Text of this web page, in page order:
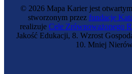
© 2026 Mapa Karier jest
stworzonym przez fundację
realizuje Cele Zrównoważonego
Jakość Edukacji, 8. Wzrost
10. Mniej